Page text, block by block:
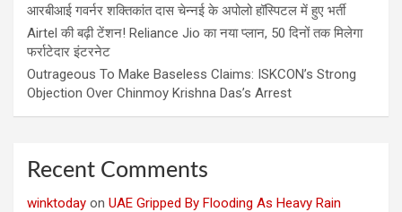
आरबीआई गवर्नर शक्तिकांत दास चेन्नई के अपोलो हॉस्पिटल में हुए भर्ती
Airtel की बढ़ी टेंशन! Reliance Jio का नया प्लान, 50 दिनों तक मिलेगा
फर्राटेदार इंटरनेट
Outrageous To Make Baseless Claims: ISKCON’s Strong
Objection Over Chinmoy Krishna Das’s Arrest
Recent Comments
winktoday on UAE Gripped By Flooding As Heavy Rain